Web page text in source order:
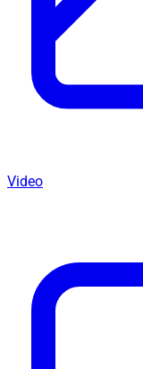
Video